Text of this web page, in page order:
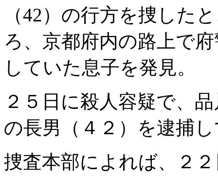
（42）の行方を捜した
ろ、京都府内の路上で
していた息子を発見。
２５日に殺人容疑で、
の長男（４２）を逮捕
捜査本部によれば、２